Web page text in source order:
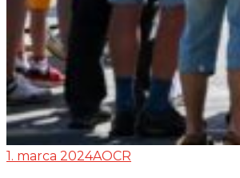
1. marca 2024AOCR